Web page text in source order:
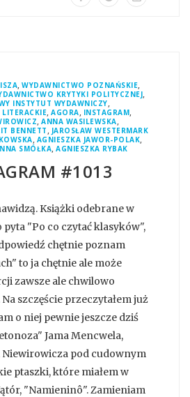
, WYDAWNICTWO POZNAŃSKIE,
KRYTYKI POLITYCZNEJ,
INSTYTUT WYDAWNICZY,
, AGORA, INSTAGRAM,
,ANNA WASILEWSKA,
BENNETT , JAROSŁAW WESTERMARK
, AGNIESZKA JAWOR-POLAK,
SMÓŁKA, AGNIESZKA RYBAK
#1013
Książki odebrane w
pyta "Po co czytać klasyków",
chętnie poznam
to ja chętnie ale może
zawsze ale chwilowo
szczęście przeczytałem już
o niej pewnie jeszcze dziś
Jama Mencwela,
pod cudownym
ptaszki, które miałem w
"Namieninô". Zamieniam